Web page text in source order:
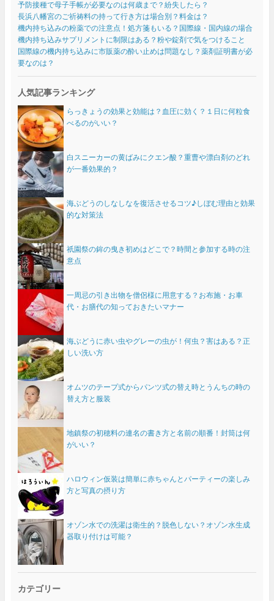
予防接種で母子手帳が必要なのは何歳まで？紛失したら？
長浜八幡宮のご祈祷料の持って行き方は場合別？料金は？
機内持ち込みの粉薬での注意点！処方箋もいる？国際線・国内線の場合
機内持ち込みサプリメントに制限はある？粉や錠剤で気をつけること
国際線の機内持ち込みに市販薬の酔い止めは問題なし？薬剤証明書が必
要なのは？
人気記事ランキング
らっきょうの効果と効能は？血圧に効く？１日に何粒食
べるのがいい？
白スニーカーの黄ばみにクエン酸？重曹や漂白剤のどれ
が一番効果的？
海ぶどうのしなしなを復活させるコツ♪しぼむ理由と効果
的な対策法
祇園祭の鉾の曳き初めはどこで？時間と参加する時の注
意点
一周忌の引き出物を僧侶様に用意する？お布施・お車
代・お膳代の知っておきたいマナー
海ぶどうに赤い虫やグレーの虫が！何虫？害はある？正
しい洗い方
オムツのテープ式からパンツ式の替え時とうんちの時の
替え方と服装
地鎮祭の初穂料の連名の書き方と名前の順番！封筒は何
がいい？
ハロウィン仮装は簡単に赤ちゃんとパーティーの楽しみ
方と写真の摂り方
オゾン水での洗濯は衛生的？脱色しない？オゾン水生成
器取り付けは可能？
カテゴリー